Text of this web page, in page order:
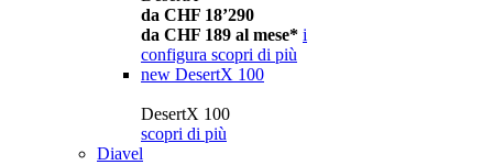
da CHF 18’290
da CHF 189 al mese* i
configura scopri di più
new DesertX 100
DesertX 100
scopri di più
Diavel